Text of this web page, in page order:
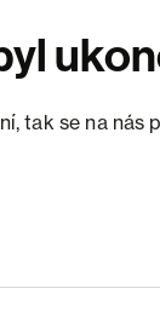
tak se na nás